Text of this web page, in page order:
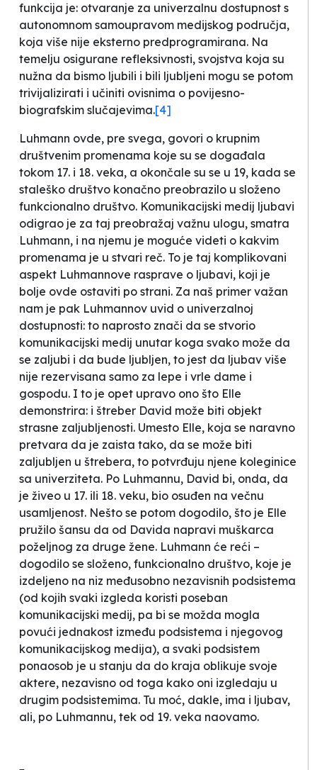
funkcija je: otvaranje za univerzalnu dostupnost s
autonomnom samoupravom medijskog područja,
koja više nije eksterno predprogramirana. Na
temelju osigurane refleksivnosti, svojstva koja su
nužna da bismo ljubili i bili ljubljeni mogu se potom
trivijalizirati i učiniti ovisnima o povijesno-
biografskim slučajevima.[4]
Luhmann ovde, pre svega, govori o krupnim
društvenim promenama koje su se događala
tokom 17. i 18. veka, a okončale su se u 19, kada se
staleško društvo konačno preobrazilo u složeno
funkcionalno društvo. Komunikacijski medij ljubavi
odigrao je za taj preobražaj važnu ulogu, smatra
Luhmann, i na njemu je moguće videti o kakvim
promenama je u stvari reč. To je taj komplikovani
aspekt Luhmannove rasprave o ljubavi, koji je
bolje ovde ostaviti po strani. Za naš primer važan
nam je pak Luhmannov uvid o univerzalnoj
dostupnosti: to naprosto znači da se stvorio
komunikacijski medij unutar koga svako može da
se zaljubi i da bude ljubljen, to jest da ljubav više
nije rezervisana samo za lepe i vrle dame i
gospodu. I to je opet upravo ono što Elle
demonstrira: i štreber David može biti objekt
strasne zaljubljenosti. Umesto Elle, koja se naravno
pretvara da je zaista tako, da se može biti
zaljubljen u štrebera, to potvrđuju njene koleginice
sa univerziteta. Po Luhmannu, David bi, onda, da
je živeo u 17. ili 18. veku, bio osuđen na večnu
usamljenost. Nešto se potom dogodilo, što je Elle
pružilo šansu da od Davida napravi muškarca
poželjnog za druge žene. Luhmann će reći –
dogodilo se složeno, funkcionalno društvo, koje je
izdeljeno na niz međusobno nezavisnih podsistema
(od kojih svaki izgleda koristi poseban
komunikacijski medij, pa bi se možda mogla
povući jednakost između podsistema i njegovog
komunikacijskog medija), a svaki podsistem
ponaosob je u stanju da do kraja oblikuje svoje
aktere, nezavisno od toga kako oni izgledaju u
drugim podsistemima. Tu moć, dakle, ima i ljubav,
ali, po Luhmannu, tek od 19. veka naovamo.